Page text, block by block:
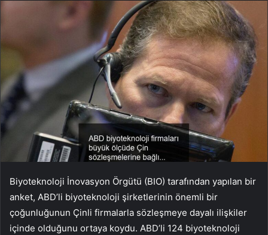
Biyoteknoloji İnovasyon Örgütü (BIO) tarafından yapılan bir
anket, ABD’li biyoteknoloji şirketlerinin önemli bir
çoğunluğunun Çinli firmalarla sözleşmeye dayalı ilişkiler
içinde olduğunu ortaya koydu. ABD’li 124 biyoteknoloji